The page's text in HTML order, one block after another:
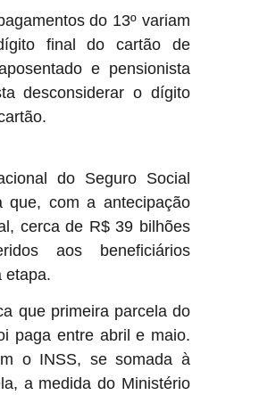
do 13º variam
final do cartão de
e pensionista
desconsiderar o dígito
do Seguro Social
que, com a antecipação
cerca de R$ 39 bilhões
aos beneficiários
etapa.
que primeira parcela do
paga entre abril e maio.
o INSS, se somada à
a medida do Ministério